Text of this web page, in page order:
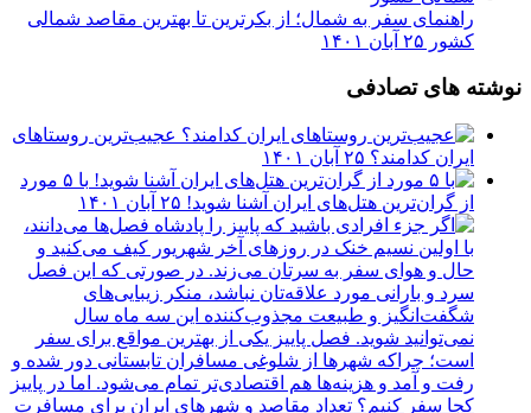
راهنمای سفر به شمال؛ از بکرترین تا بهترین مقاصد شمالی
کشور ۲۵ آبان ۱۴۰۱
نوشته های تصادفی
عجیب‌ترین روستاهای
ایران کدامند؟ ۲۵ آبان ۱۴۰۱
با ۵ مورد
از گران‌ترین هتل‌های ایران آشنا شوید! ۲۵ آبان ۱۴۰۱